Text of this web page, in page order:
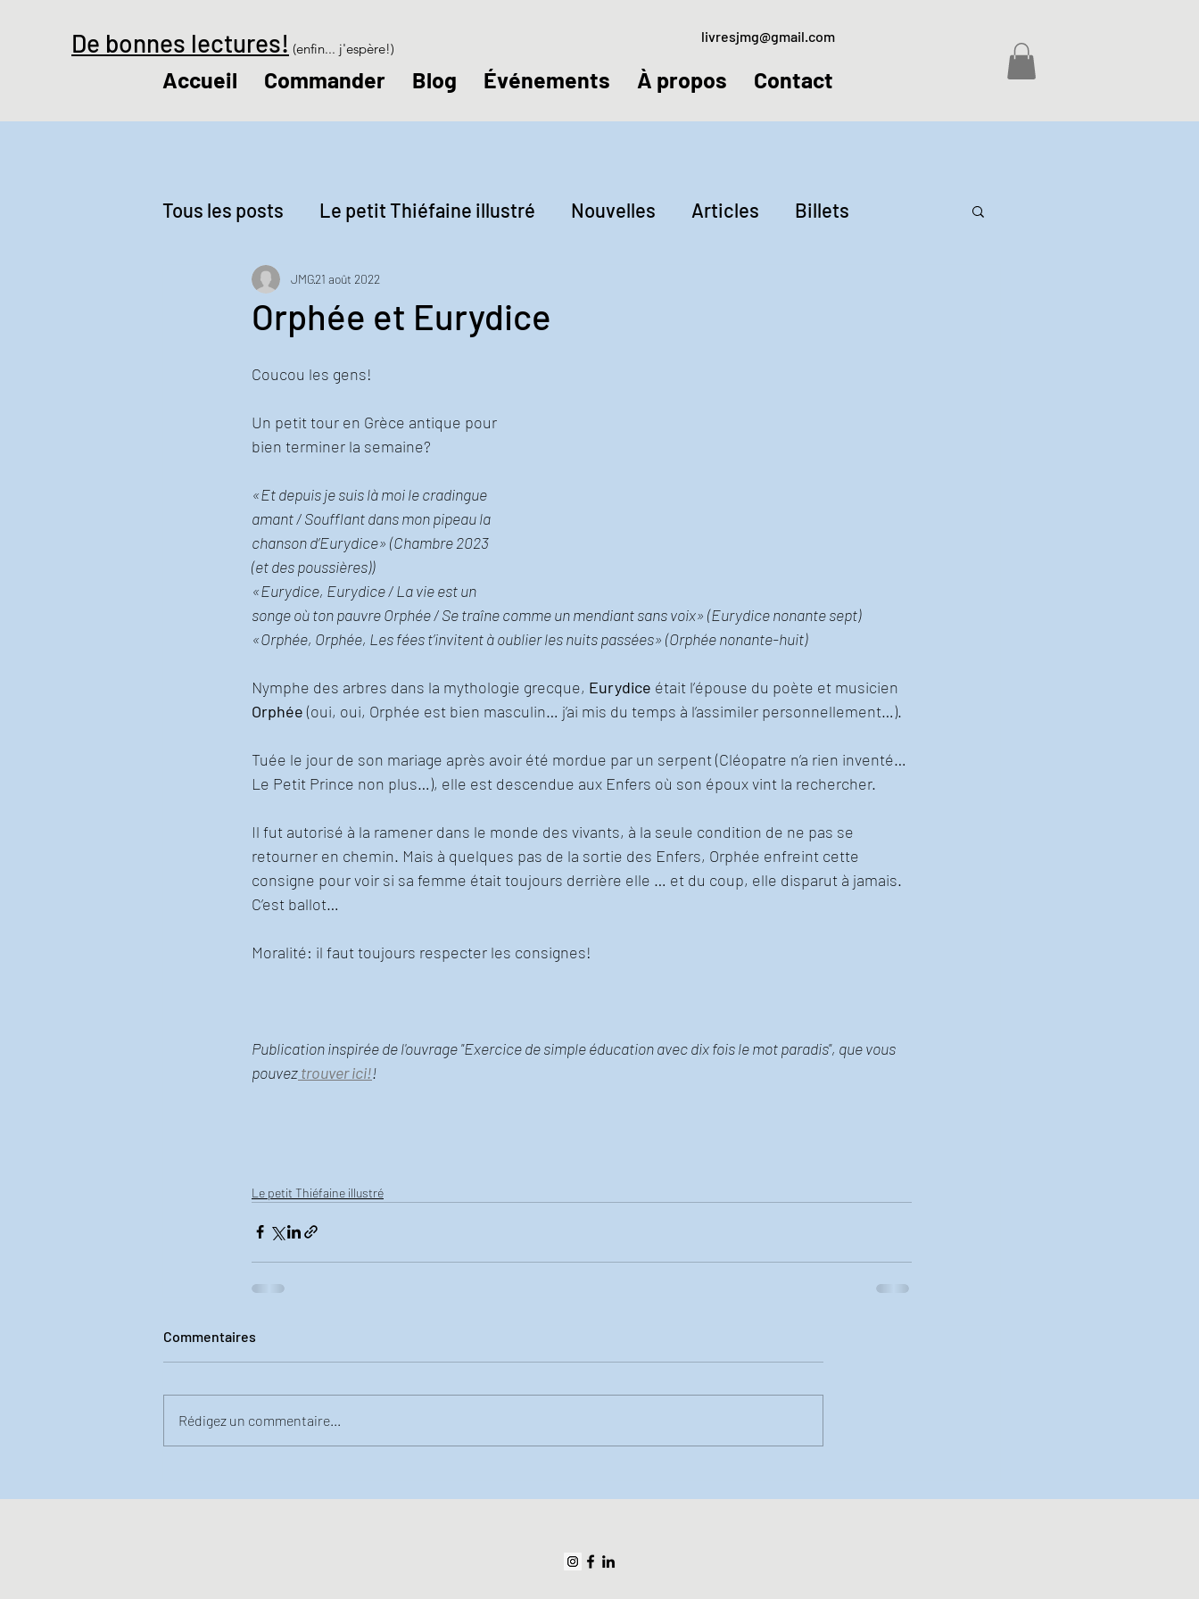
De bonnes lectures! (enfin... j'espère!)
livresjmg@gmail.com
Accueil Commander Blog Événements À propos Contact
Tous les posts Le petit Thiéfaine illustré Nouvelles Articles Billets
Revue de presse Lectures
Orphée et Eurydice
JMG21 août 2022
Coucou les gens!
Un petit tour en Grèce antique pour
bien terminer la semaine?
«Et depuis je suis là moi le cradingue
amant / Soufflant dans mon pipeau la
chanson d’Eurydice» (Chambre 2023
(et des poussières))
«Eurydice, Eurydice / La vie est un
songe où ton pauvre Orphée / Se traîne comme un mendiant sans voix» (Eurydice nonante sept)
«Orphée, Orphée, Les fées t’invitent à oublier les nuits passées» (Orphée nonante-huit)
Nymphe des arbres dans la mythologie grecque, Eurydice était l’épouse du poète et musicien
Orphée (oui, oui, Orphée est bien masculin… j’ai mis du temps à l’assimiler personnellement…).
Tuée le jour de son mariage après avoir été mordue par un serpent (Cléopatre n’a rien inventé…
Le Petit Prince non plus…), elle est descendue aux Enfers où son époux vint la rechercher.
Il fut autorisé à la ramener dans le monde des vivants, à la seule condition de ne pas se
retourner en chemin. Mais à quelques pas de la sortie des Enfers, Orphée enfreint cette
consigne pour voir si sa femme était toujours derrière elle … et du coup, elle disparut à jamais.
C’est ballot…
Moralité: il faut toujours respecter les consignes!
Publication inspirée de l'ouvrage "Exercice de simple éducation avec dix fois le mot paradis", que vous
pouvez trouver ici!!
Le petit Thiéfaine illustré
Commentaires
Rédigez un commentaire...